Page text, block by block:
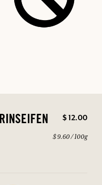
$ 12.00
$ 9.60 / 100g